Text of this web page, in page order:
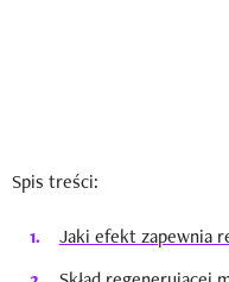
Spis treści:
Jaki efekt zapewnia